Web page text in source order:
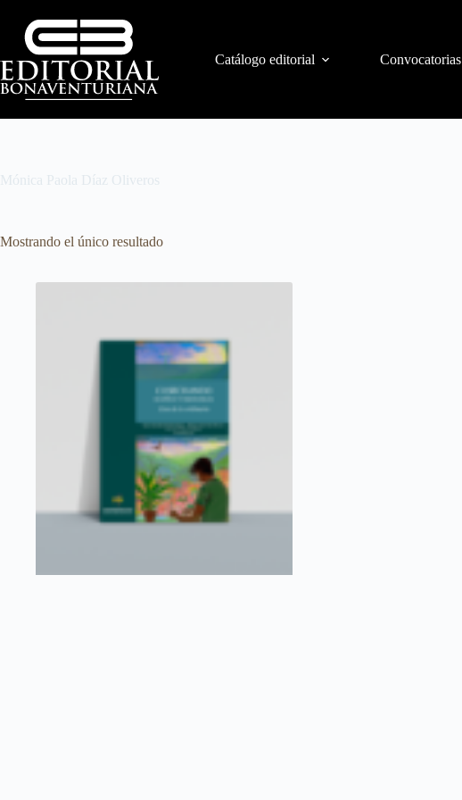
Catálogo editorial Convocatorias
Mónica Paola Díaz Oliveros
Mostrando el único resultado